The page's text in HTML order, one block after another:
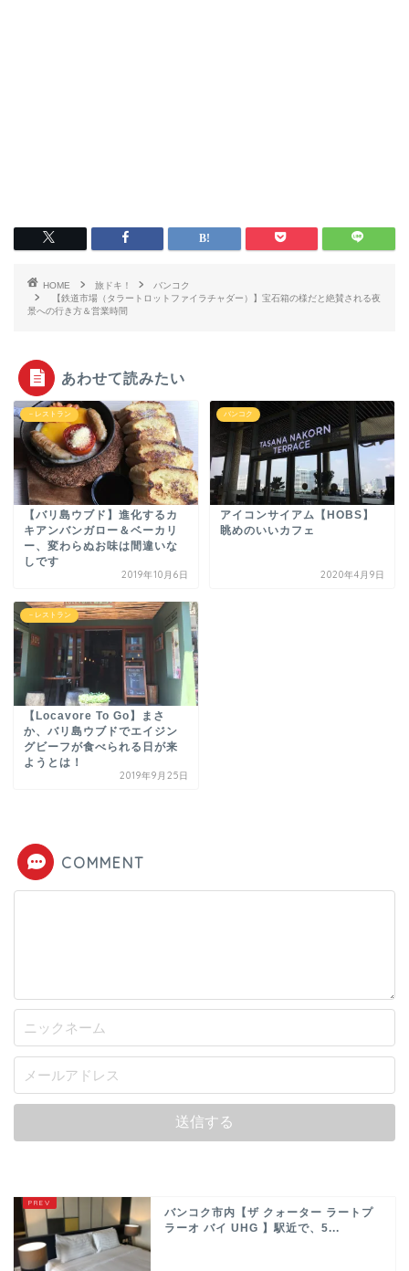
HOME 旅ドキ！
バンコク
【鉄道市場（タラートロットファイラチャダー）】宝石箱の様だと絶賛される夜
景への行き方＆営業時間
あわせて読みたい
－レストラン
【バリ島ウブド】進化するカ
キアンバンガロー＆ベーカリ
ー、変わらぬお味は間違いな
しです
2019年10月6日
バンコク
アイコンサイアム【HOBS】
眺めのいいカフェ
2020年4月9日
－レストラン
【Locavore To Go】まさ
か、バリ島ウブドでエイジン
グビーフが食べられる日が来
ようとは！
2019年9月25日
COMMENT
バンコク市内【ザ クォーター ラートプ
ラーオ バイ UHG 】駅近で、5...